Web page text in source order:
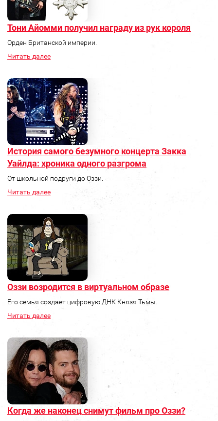
Тони Айомми получил награду из рук короля
Орден Британской империи.
Читать далее
История самого безумного концерта Закка
Уайлда: хроника одного разгрома
От школьной подруги до Оззи.
Читать далее
Оззи возродится в виртуальном образе
Его семья создает цифровую ДНК Князя Тьмы.
Читать далее
Когда же наконец снимут фильм про Оззи?